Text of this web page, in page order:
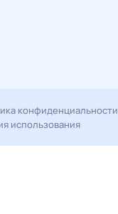
конфиденциальности
использования